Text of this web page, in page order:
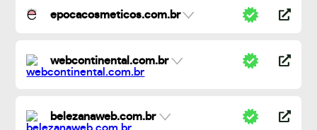
epocacosmeticos.com.br
webcontinental.com.br
belezanaweb.com.br